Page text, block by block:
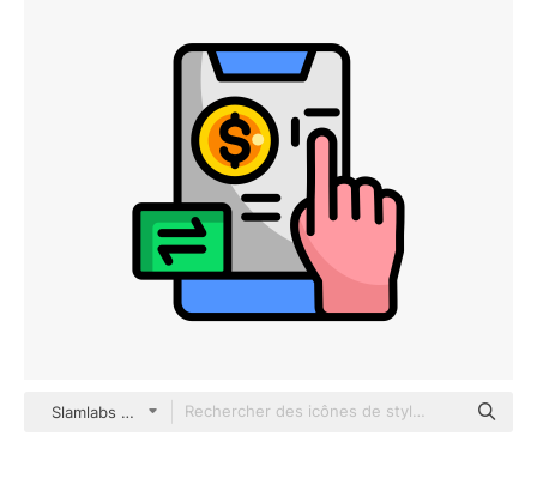
Slamlabs color lineal-color